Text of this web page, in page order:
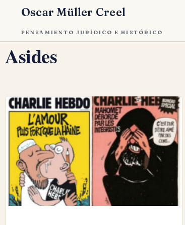
Oscar Müller Creel
PENSAMIENTO JURÍDICO E HISTÓRICO
Asides